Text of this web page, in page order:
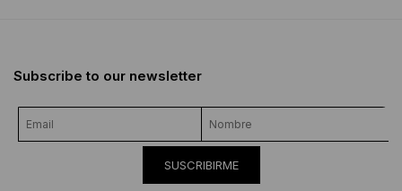
Subscribe to our newsletter
SUSCRIBIRME